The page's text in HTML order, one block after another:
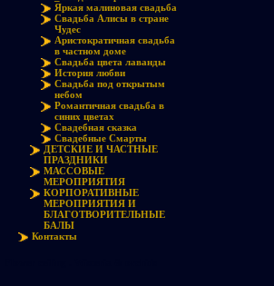
Яркая малиновая свадьба
Свадьба Алисы в стране
Чудес
Аристократичная свадьба
в частном доме
Свадьба цвета лаванды
История любви
Свадьба под открытым
небом
Романтичная свадьба в
синих цветах
Свадебная сказка
Свадебные Смарты
ДЕТСКИЕ И ЧАСТНЫЕ
ПРАЗДНИКИ
МАССОВЫЕ
МЕРОПРИЯТИЯ
КОРПОРАТИВНЫЕ
МЕРОПРИЯТИЯ И
БЛАГОТВОРИТЕЛЬНЫЕ
БАЛЫ
Контакты